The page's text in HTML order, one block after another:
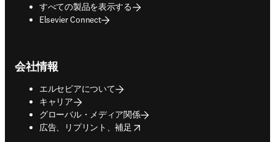
すべての製品を表示する
Elsevier Connect
会社情報
エルセビアについて
キャリア
グローバル・メディア関係
広告、リプリント、補足
opens in new tab/window